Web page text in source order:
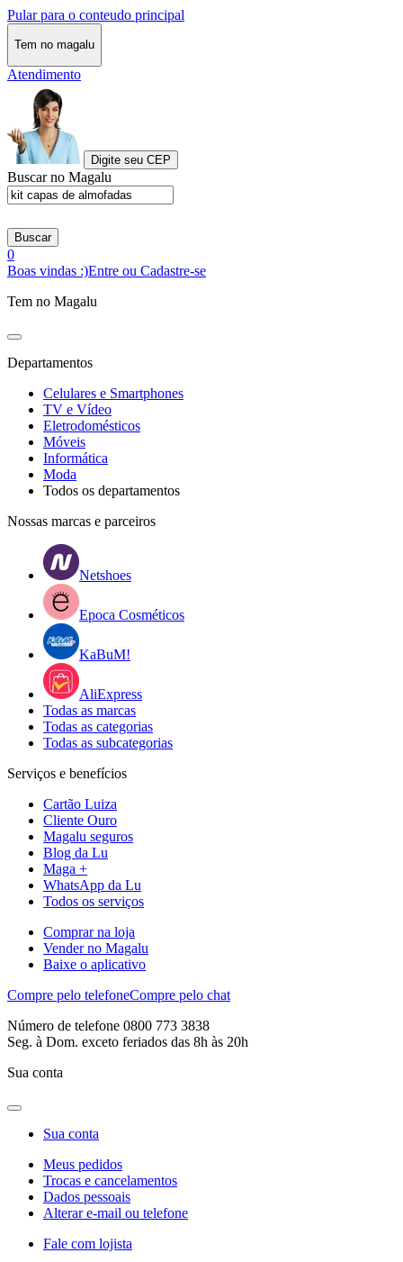
Pular para o conteudo principal
Tem no magalu
Atendimento
Digite seu CEP
Buscar no Magalu
Buscar
0
Boas vindas :)Entre ou Cadastre-se
Tem no Magalu
Departamentos
Celulares e Smartphones
TV e Vídeo
Eletrodomésticos
Móveis
Informática
Moda
Todos os departamentos
Nossas marcas e parceiros
Netshoes
Epoca Cosméticos
KaBuM!
AliExpress
Todas as marcas
Todas as categorias
Todas as subcategorias
Serviços e benefícios
Cartão Luiza
Cliente Ouro
Magalu seguros
Blog da Lu
Maga +
WhatsApp da Lu
Todos os serviços
Comprar na loja
Vender no Magalu
Baixe o aplicativo
Compre pelo telefoneCompre pelo chat
Número de telefone 0800 773 3838
Seg. à Dom. exceto feriados das 8h às 20h
Sua conta
Sua conta
Meus pedidos
Trocas e cancelamentos
Dados pessoais
Alterar e-mail ou telefone
Fale com lojista